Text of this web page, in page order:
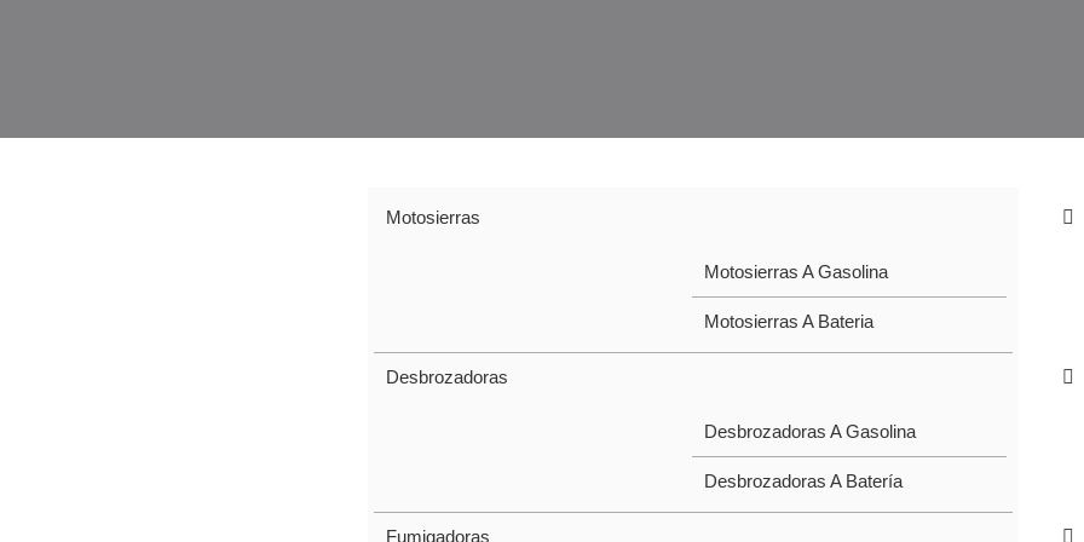
Motosierras
Motosierras A Gasolina
Motosierras A Bateria
Desbrozadoras
Desbrozadoras A Gasolina
Desbrozadoras A Batería
Fumigadoras